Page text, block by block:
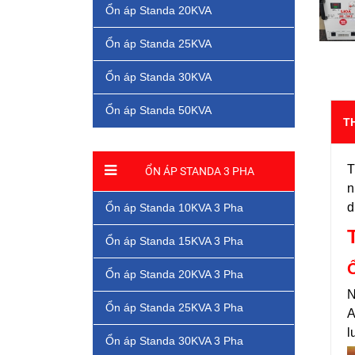
Ổn áp Standa 20KVA
Ổn áp Standa 25KVA
Ổn áp Standa 30KVA
Ổn áp Standa 50KVA
ỔN ÁP STANDA 3 PHA
Ổn áp Standa 10KVA 3 Pha
Ổn áp Standa 15KVA 3 Pha
Ổn áp Standa 20KVA 3 Pha
Ổn áp Standa 25KVA 3 Pha
Ổn áp Standa 30KVA 3 Pha